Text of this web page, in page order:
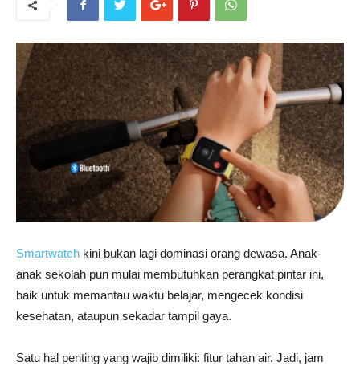
Smartwatch kini bukan lagi dominasi orang dewasa. Anak-
anak sekolah pun mulai membutuhkan perangkat pintar ini,
baik untuk memantau waktu belajar, mengecek kondisi
kesehatan, ataupun sekadar tampil gaya.
Satu hal penting yang wajib dimiliki: fitur tahan air. Jadi, jam